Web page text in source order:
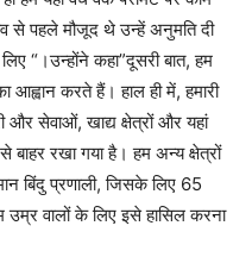
से पहले मौजूद थे उन्हें अनुमति दी
“।उन्होंने कहा”दूसरी बात, हम
आह्वान करते हैं। हाल ही में, हमारी
सेवाओं, खाद्य क्षेत्रों और यहां
बाहर रखा गया है। हम अन्य क्षेत्रों
बिंदु प्रणाली, जिसके लिए 65
वालों के लिए इसे हासिल करना